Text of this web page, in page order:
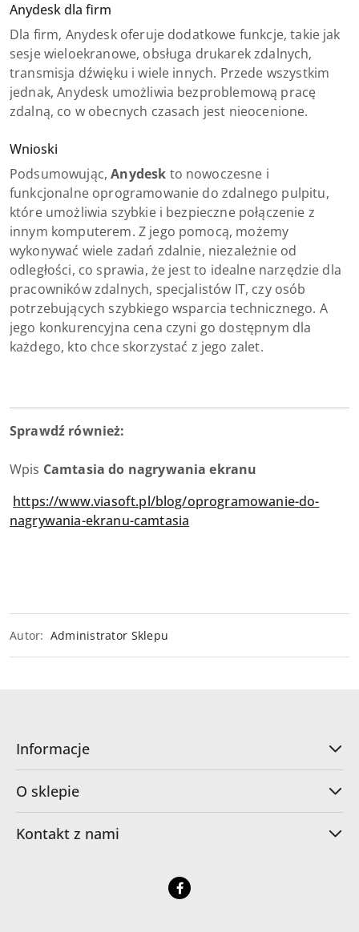
Anydesk dla firm
Dla firm, Anydesk oferuje dodatkowe funkcje, takie jak
sesje wieloekranowe, obsługa drukarek zdalnych,
transmisja dźwięku i wiele innych. Przede wszystkim
jednak, Anydesk umożliwia bezproblemową pracę
zdalną, co w obecnych czasach jest nieocenione.
Wnioski
Podsumowując,Anydesk to nowoczesne i
funkcjonalne oprogramowanie do zdalnego pulpitu,
które umożliwia szybkie i bezpieczne połączenie z
innym komputerem. Z jego pomocą, możemy
wykonywać wiele zadań zdalnie, niezależnie od
odległości, co sprawia, że jest to idealne narzędzie dla
pracowników zdalnych, specjalistów IT, czy osób
potrzebujących szybkiego wsparcia technicznego. A
jego konkurencyjna cena czyni go dostępnym dla
każdego, kto chce skorzystać z jego zalet.
Sprawdź również:
Wpis Camtasia do nagrywania ekranu
https://www.viasoft.pl/blog/oprogramowanie-do-
nagrywania-ekranu-camtasia
Autor: Administrator Sklepu
Informacje
O sklepie
Kontakt z nami